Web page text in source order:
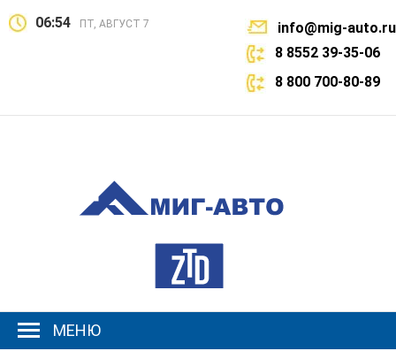
06:54 ПТ, АВГУСТ 7
info@mig-auto.ru
8 8552 39-35-06
8 800 700-80-89
МЕНЮ